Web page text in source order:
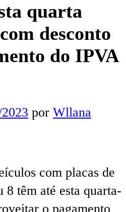
quarta
desconto
do IPVA
por Wllana
com placas de
8 têm até esta quarta-
o pagamento